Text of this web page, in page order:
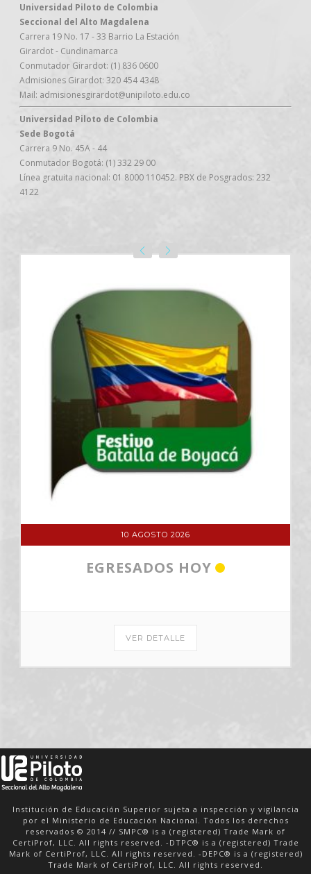
Universidad Piloto de Colombia
Seccional del Alto Magdalena
Carrera 19 No. 17 - 33 Barrio La Estación
Girardot - Cundinamarca
Conmutador Girardot: (1) 836 0600
Admisiones Girardot: 320 454 4348
Mail: admisionesgirardot@unipiloto.edu.co
Universidad Piloto de Colombia
Sede Bogotá
Carrera 9 No. 45A - 44
Conmutador Bogotá: (1) 332 29 00
Línea gratuita nacional: 01 8000 110452. PBX de Posgrados: 232
4122
BUSINESS WORLD
VER DETALLE
reservados © 2014 // SMPC® is a (registered) Trade Mark of
CertiProf, LLC. All rights reserved. -DTPC® is a (registered) Trade
Mark of CertiProf, LLC. All rights reserved. -DEPC® is a (registered)
Trade Mark of CertiProf, LLC. All rights reserved.
Inicio
Aviso de Privacidad
Trabaja con nosotros
Derechos Pecuniarios
Política de Tratamiento de la Información